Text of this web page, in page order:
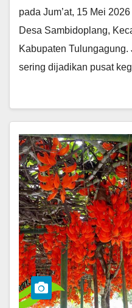
pada Jum’at, 15 Mei
Desa Sambidoplang,
Kabupaten
sering dijadikan pusat